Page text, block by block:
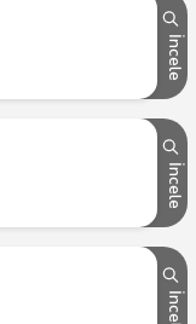
İncele
İncele
İncele